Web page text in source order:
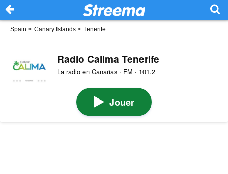
Spain > Canary Islands > Tenerife
Radio Calima Tenerife
La radio en Canarias · FM · 101.2
Jouer